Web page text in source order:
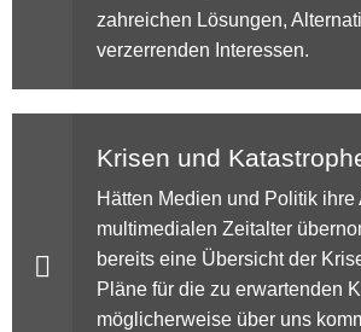
zahreichen Lösungen,
verzerrenden Interessen.
Krisen und
Hätten Medien und Politik ihre
multimedialen Zeitalter
bereits eine Übersicht der
Pläne für die zu erwartenden
möglicherweise über uns